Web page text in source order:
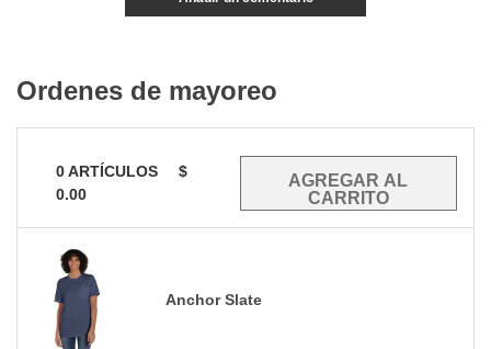
Ordenes de mayoreo
0ARTÍCULOS
$
0.00
Anchor Slate